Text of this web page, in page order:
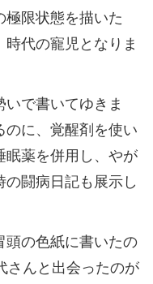
極限状態を描いた
時代の寵児となりま
で書いてゆきま
のに、覚醒剤を使い
眠薬を併用し、やが
闘病日記も展示し
の色紙に書いたの
さんと出会ったのが